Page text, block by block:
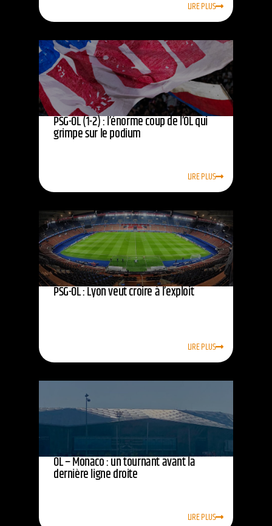
LIRE PLUS
PSG-OL (1-2) : l’énorme coup de l’OL qui
grimpe sur le podium
LIRE PLUS
PSG-OL : Lyon veut croire à l’exploit
LIRE PLUS
OL – Monaco : un tournant avant la
dernière ligne droite
LIRE PLUS